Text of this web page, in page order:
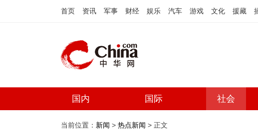
首页 资讯 军事 财经 娱乐 汽车 游戏 文化 援藏
国内 国际 社会
当前位置： 新闻 > 热点新闻 > 正文